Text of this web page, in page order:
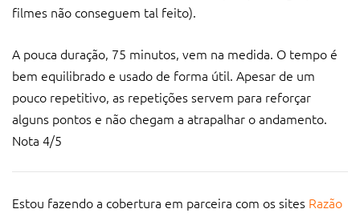
filmes não conseguem tal feito).
A pouca duração, 75 minutos, vem na medida. O tempo é
bem equilibrado e usado de forma útil. Apesar de um
pouco repetitivo, as repetições servem para reforçar
alguns pontos e não chegam a atrapalhar o andamento.
Nota 4/5
Estou fazendo a cobertura em parceira com os sites Razão